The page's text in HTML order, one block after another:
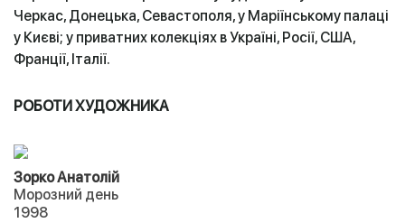
Черкас, Донецька, Севастополя, у Маріїнському палаці
у Києві; у приватних колекціях в Україні, Росії, США,
Франції, Італії.
РОБОТИ ХУДОЖНИКА
Зорко Анатолій
Морозний день
1998